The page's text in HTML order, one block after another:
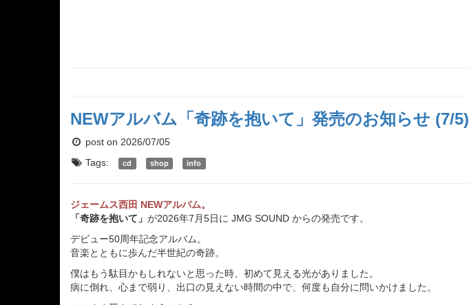
NEWアルバム「奇跡を抱いて」発売のお知らせ (7/5)
post on 2026/07/05
Tags:
cd shop info
ジェームス西田 NEWアルバム。
「奇跡を抱いて」 が2026年7月5日に JMG SOUND からの発売です。
デビュー50周年記念アルバム。
音楽とともに歩んだ半世紀の奇跡。
僕はもう駄目かもしれないと思った時、初めて見える光がありました。
病に倒れ、心まで弱り、出口の見えない時間の中で、何度も自分に問いかけました。